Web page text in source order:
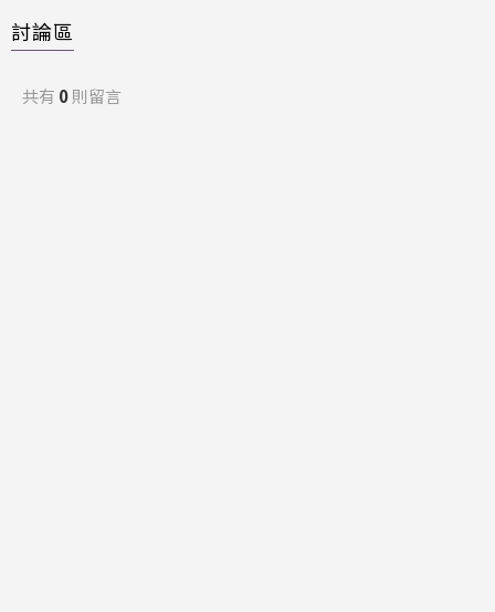
討論區
共有 0則留言